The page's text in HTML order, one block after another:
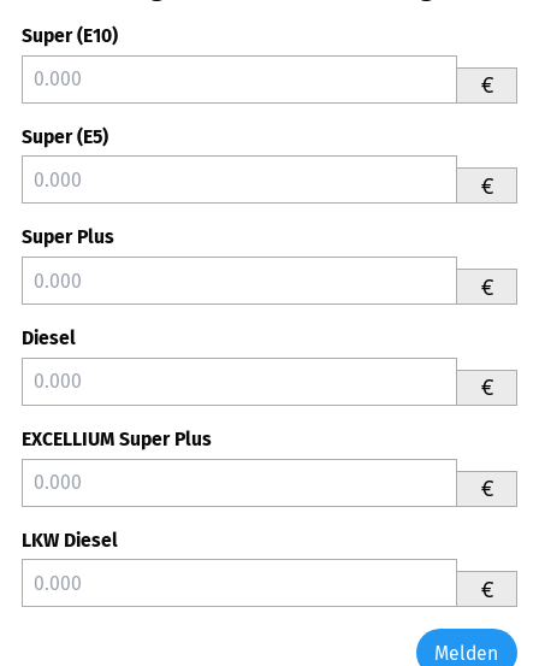
Super (E10)
€
Super (E5)
€
Super Plus
€
Diesel
€
EXCELLIUM Super Plus
€
LKW Diesel
€
Melden